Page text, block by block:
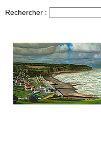
Rechercher :